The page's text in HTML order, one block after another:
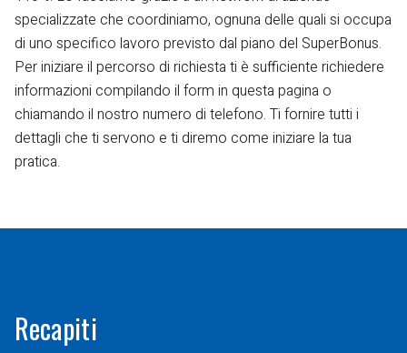
specializzate che coordiniamo, ognuna delle quali si occupa
di uno specifico lavoro previsto dal piano del SuperBonus.
Per iniziare il percorso di richiesta ti è sufficiente richiedere
informazioni compilando il form in questa pagina o
chiamando il nostro numero di telefono. Ti fornire tutti i
dettagli che ti servono e ti diremo come iniziare la tua
pratica.
Recapiti